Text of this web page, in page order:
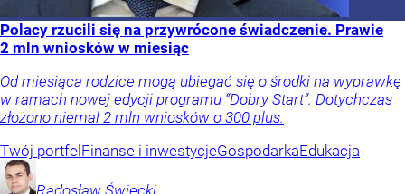
Polacy rzucili się na przywrócone świadczenie. Prawie
2 mln wniosków w miesiąc
Od miesiąca rodzice mogą ubiegać się o środki na wyprawkę
w ramach nowej edycji programu “Dobry Start”. Dotychczas
złożono niemal 2 mln wniosków o 300 plus.
Twój portfel Finanse i inwestycjeGospodarkaEdukacja